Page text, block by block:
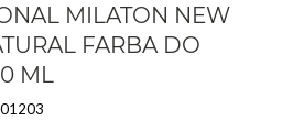
MILATON NEW
FARBA DO
ML